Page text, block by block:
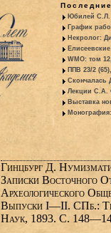
Юбилей С.Л.
График
Некролог:
WMO: том
ППВ 23/2
Скончалась
Лекции С.А.
Выставка
Гинцбург Д.
Записки Восточного
Археологического
Выпуски I—II. СПб.:
Наук, 1893. С.